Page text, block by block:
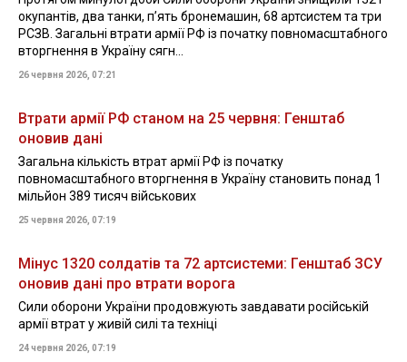
окупантів, два танки, пʼять бронемашин, 68 артсистем та три
РСЗВ. Загальні втрати армії РФ із початку повномасштабного
вторгнення в Україну сягн...
26 червня 2026, 07:21
Втрати армії РФ станом на 25 червня: Генштаб
оновив дані
Загальна кількість втрат армії РФ із початку
повномасштабного вторгнення в Україну становить понад 1
мільйон 389 тисяч військових
25 червня 2026, 07:19
Мінус 1320 солдатів та 72 артсистеми: Генштаб ЗСУ
оновив дані про втрати ворога
Сили оборони України продовжують завдавати російській
армії втрат у живій силі та техніці
24 червня 2026, 07:19